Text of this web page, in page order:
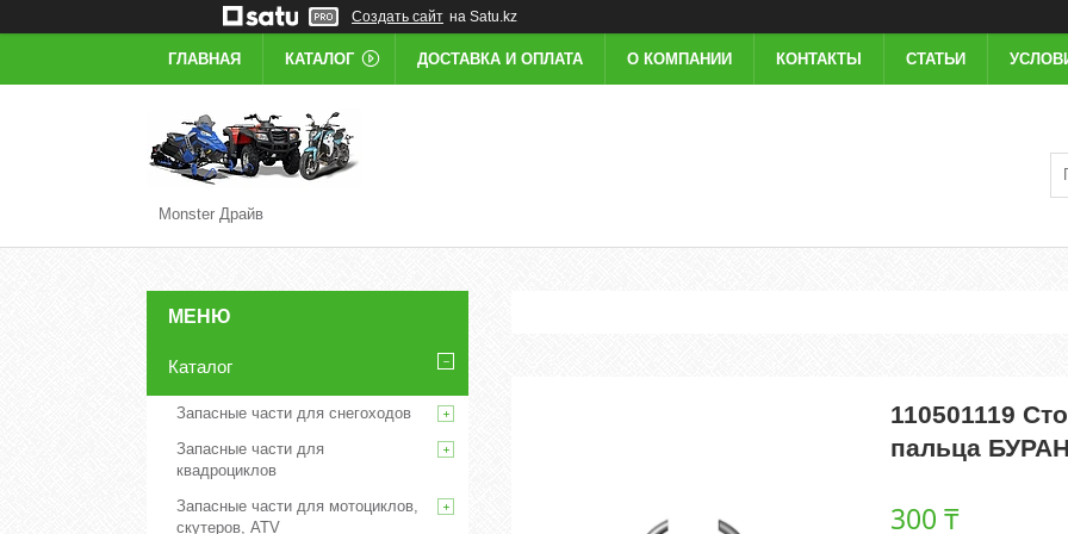
Создать сайт на Satu.kz
ГЛАВНАЯ КАТАЛОГ ДОСТАВКА И ОПЛАТА О КОМПАНИИ КОНТАКТЫ СТАТЬИ
Monster Драйв
110501119
пальца
300 ₸
Каталог
Запасные части для снегоходов
Запасные части для
квадроциклов
Запасные части для мотоциклов,
скутеров, ATV